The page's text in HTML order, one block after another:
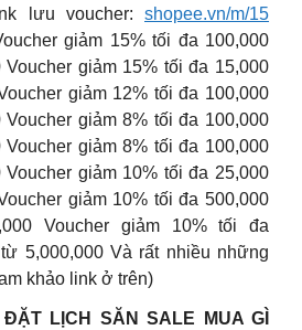
lưu voucher:shopee.vn/m/15
giảm 15% tối đa 100,000
giảm 15% tối đa 15,000
giảm 12% tối đa 100,000
giảm 8% tối đa 100,000
giảm 8% tối đa 100,000
giảm 10% tối đa 25,000
giảm 10% tối đa 500,000
Voucher giảm 10% tối đa
5,000,000 Và rất nhiều những
khảo link ở trên)
LỊCH SĂN SALE MUA GÌ